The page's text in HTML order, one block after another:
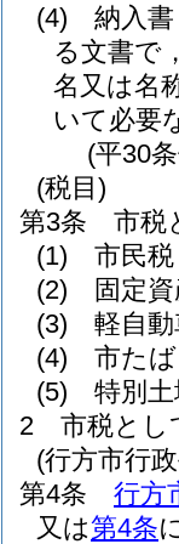
(4)
納入
る文書で
名又は名
いて必要
(平30
(税目)
第3条
市税
(1)
市民税
(2)
固定
(3)
軽自
(4)
市た
(5)
特別
2
市税とし
(行方市行
第4条
行方
又は第4条